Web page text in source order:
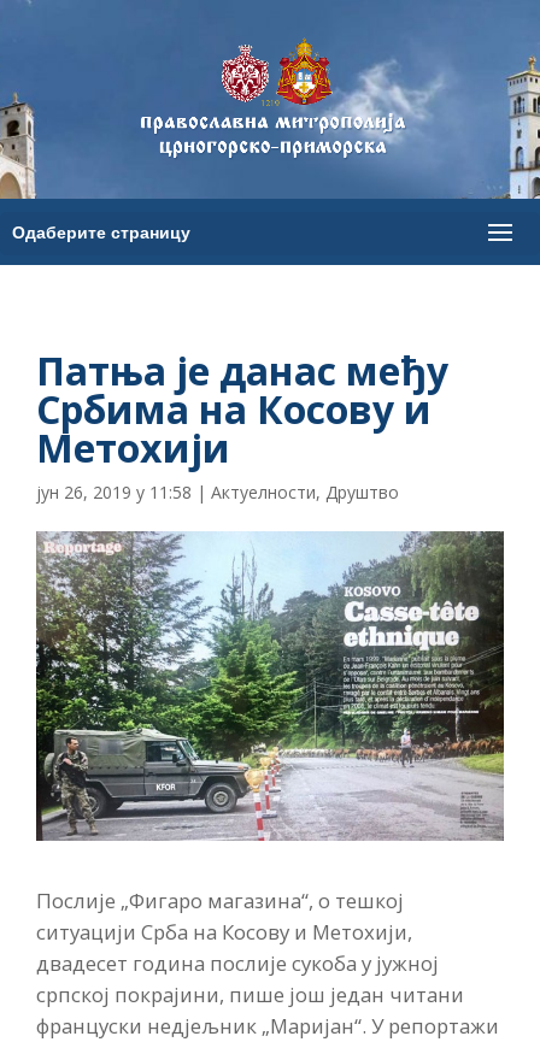
Патња је данас међу
Србима на Косову и
Метохији
јун 26, 2019 у 11:58 | Актуелности, Друштво
Послије „Фигаро магазина“, о тешкој
ситуацији Срба на Косову и Метохији,
двадесет година послије сукоба у јужној
српској покрајини, пише још један читани
француски недјељник „Маријан“. У репортажи